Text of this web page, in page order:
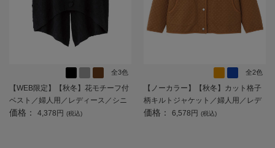
全3色
【WEB限定】【秋冬】花モチーフ付
ベスト／婦人用／レディース／シニ
ア／高齢者／後ろ長め／重ね着／お
価格： 4,378円 (税込)
全2色
【ノーカラー】【秋冬】カット格子
柄キルトジャケット／婦人用／レデ
ィース／シニア／高齢者／あったか
価格： 6,578円 (税込)